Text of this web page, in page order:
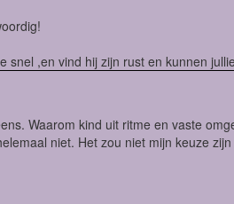
snel ,en vind hij zijn rust en kunnen
Waarom kind uit ritme en vaste
niet. Het zou niet mijn keuze